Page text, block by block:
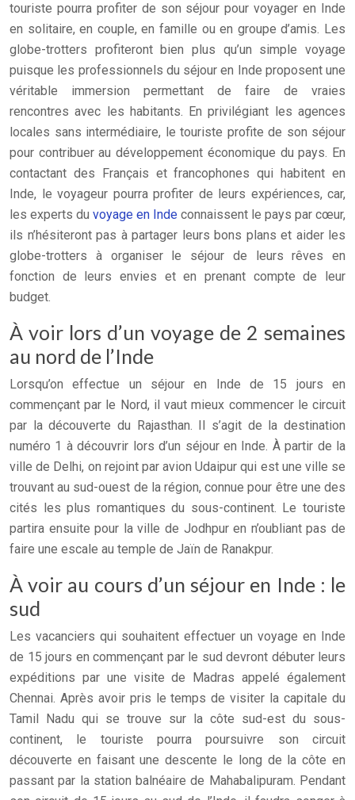
touriste pourra profiter de son séjour pour voyager en Inde
en solitaire, en couple, en famille ou en groupe d’amis. Les
globe-trotters profiteront bien plus qu’un simple voyage
puisque les professionnels du séjour en Inde proposent une
véritable immersion permettant de faire de vraies
rencontres avec les habitants. En privilégiant les agences
locales sans intermédiaire, le touriste profite de son séjour
pour contribuer au développement économique du pays. En
contactant des Français et francophones qui habitent en
Inde, le voyageur pourra profiter de leurs expériences, car,
les experts du voyage en Inde connaissent le pays par cœur,
ils n’hésiteront pas à partager leurs bons plans et aider les
globe-trotters à organiser le séjour de leurs rêves en
fonction de leurs envies et en prenant compte de leur
budget.
À voir lors d’un voyage de 2 semaines
au nord de l’Inde
Lorsqu’on effectue un séjour en Inde de 15 jours en
commençant par le Nord, il vaut mieux commencer le circuit
par la découverte du Rajasthan. Il s’agit de la destination
numéro 1 à découvrir lors d’un séjour en Inde. À partir de la
ville de Delhi, on rejoint par avion Udaipur qui est une ville se
trouvant au sud-ouest de la région, connue pour être une des
cités les plus romantiques du sous-continent. Le touriste
partira ensuite pour la ville de Jodhpur en n’oubliant pas de
faire une escale au temple de Jaïn de Ranakpur.
À voir au cours d’un séjour en Inde : le
sud
Les vacanciers qui souhaitent effectuer un voyage en Inde
de 15 jours en commençant par le sud devront débuter leurs
expéditions par une visite de Madras appelé également
Chennai. Après avoir pris le temps de visiter la capitale du
Tamil Nadu qui se trouve sur la côte sud-est du sous-
continent, le touriste pourra poursuivre son circuit
découverte en faisant une descente le long de la côte en
passant par la station balnéaire de Mahabalipuram. Pendant